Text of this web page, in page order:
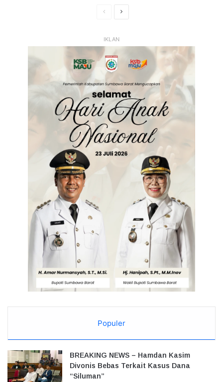
HalamanHalaman
IKLAN
Populer
BREAKING NEWS – Hamdan Kasim
Divonis Bebas Terkait Kasus Dana
“Siluman”